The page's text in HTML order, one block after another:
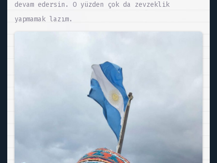
devam edersin. O yüzden çok da zevzeklik
yapmamak lazım.